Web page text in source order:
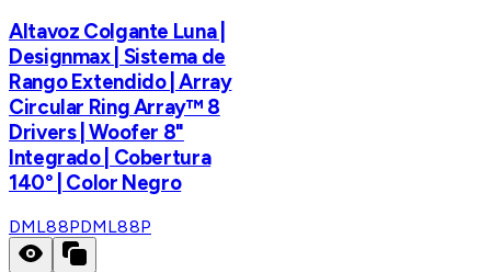
Altavoz Colgante Luna |
Designmax | Sistema de
Rango Extendido | Array
Circular Ring Array™ 8
Drivers | Woofer 8"
Integrado | Cobertura
140° | Color Negro
DML88PDML88P